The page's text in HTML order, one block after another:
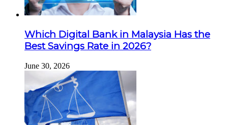
Which Digital Bank in Malaysia Has the
Best Savings Rate in 2026?
June 30, 2026